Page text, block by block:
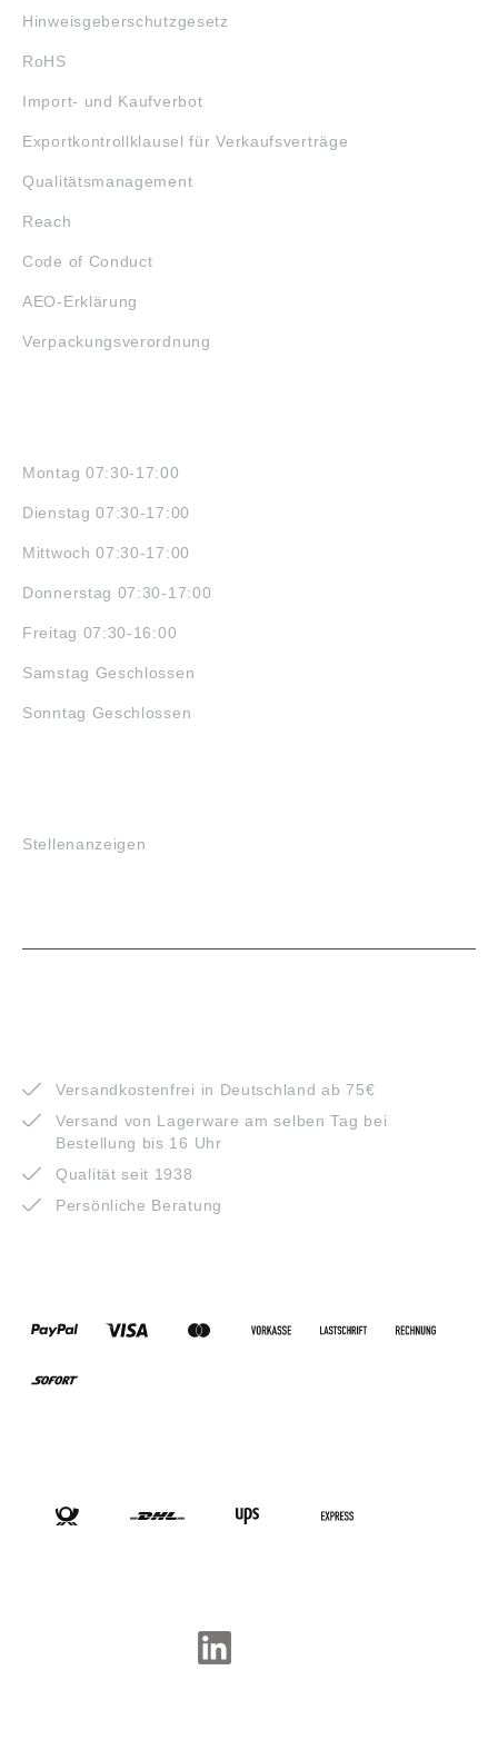
Hinweisgeberschutzgesetz
RoHS
Import- und Kaufverbot
Exportkontrollklausel für Verkaufsverträge
Qualitätsmanagement
Reach
Code of Conduct
AEO-Erklärung
Verpackungsverordnung
Montag 07:30-17:00
Dienstag 07:30-17:00
Mittwoch 07:30-17:00
Donnerstag 07:30-17:00
Freitag 07:30-16:00
Samstag Geschlossen
Sonntag Geschlossen
Stellenanzeigen
Versandkostenfrei in Deutschland ab 75€
Versand von Lagerware am selben Tag bei
Bestellung bis 16 Uhr
Qualität seit 1938
Persönliche Beratung